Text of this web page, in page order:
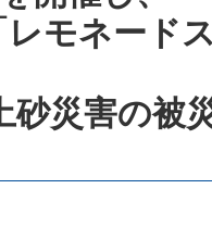
モネード
砂災害の被